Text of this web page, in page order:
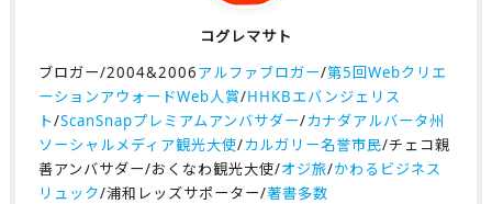
コグレマサト
ブロガー/2004&2006アルファブロガー/第5回Webクリエ
ーションアウォードWeb人賞/HHKBエバンジェリス
ト/ScanSnapプレミアムアンバサダー/カナダアルバータ州
ソーシャルメディア観光大使/カルガリー名誉市民/チェコ親
善アンバサダー/おくなわ観光大使/オジ旅/かわるビジネス
リュック/浦和レッズサポーター/著書多数